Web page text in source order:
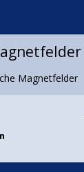
Magnetfelder